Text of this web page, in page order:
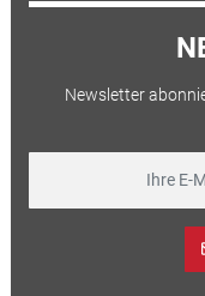
Newsletter